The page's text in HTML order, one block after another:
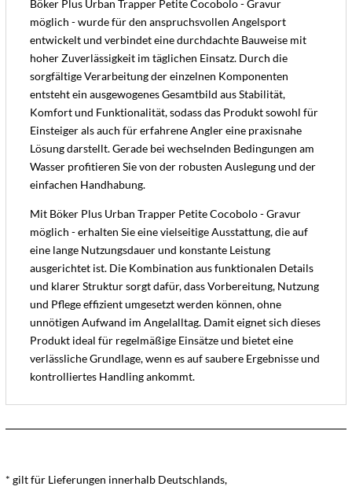
Böker Plus Urban Trapper Petite Cocobolo - Gravur
möglich - wurde für den anspruchsvollen Angelsport
entwickelt und verbindet eine durchdachte Bauweise mit
hoher Zuverlässigkeit im täglichen Einsatz. Durch die
sorgfältige Verarbeitung der einzelnen Komponenten
entsteht ein ausgewogenes Gesamtbild aus Stabilität,
Komfort und Funktionalität, sodass das Produkt sowohl für
Einsteiger als auch für erfahrene Angler eine praxisnahe
Lösung darstellt. Gerade bei wechselnden Bedingungen am
Wasser profitieren Sie von der robusten Auslegung und der
einfachen Handhabung.
Mit Böker Plus Urban Trapper Petite Cocobolo - Gravur
möglich - erhalten Sie eine vielseitige Ausstattung, die auf
eine lange Nutzungsdauer und konstante Leistung
ausgerichtet ist. Die Kombination aus funktionalen Details
und klarer Struktur sorgt dafür, dass Vorbereitung, Nutzung
und Pflege effizient umgesetzt werden können, ohne
unnötigen Aufwand im Angelalltag. Damit eignet sich dieses
Produkt ideal für regelmäßige Einsätze und bietet eine
verlässliche Grundlage, wenn es auf saubere Ergebnisse und
kontrolliertes Handling ankommt.
* gilt für Lieferungen innerhalb Deutschlands,